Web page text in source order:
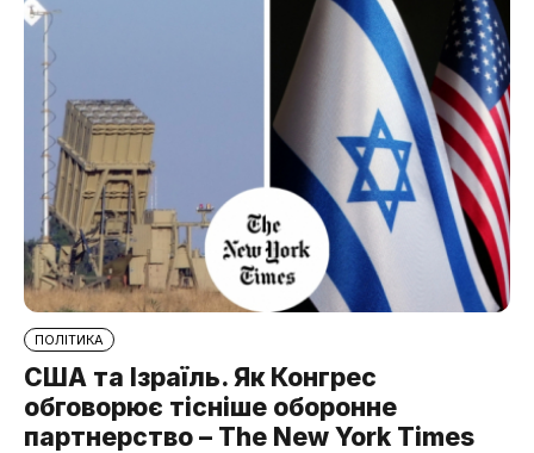
ПОЛІТИКА
США та Ізраїль. Як Конгрес
обговорює тісніше оборонне
партнерство – The New York Times